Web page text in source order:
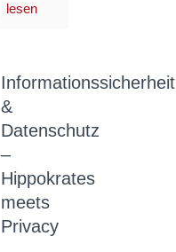
lesen
Informationssicherheit
&
Datenschutz
–
Hippokrates
meets
Privacy